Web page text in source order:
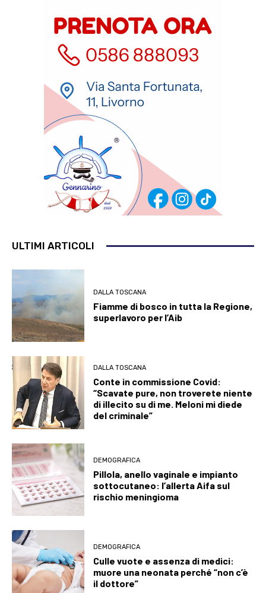
ULTIMI ARTICOLI
DALLA TOSCANA
Fiamme di bosco in tutta la Regione,
superlavoro per l’Aib
DALLA TOSCANA
Conte in commissione Covid:
“Scavate pure, non troverete niente
di illecito su di me. Meloni mi diede
del criminale”
DEMOGRAFICA
Pillola, anello vaginale e impianto
sottocutaneo: l’allerta Aifa sul
rischio meningioma
DEMOGRAFICA
Culle vuote e assenza di medici:
muore una neonata perché “non c’è
il dottore”